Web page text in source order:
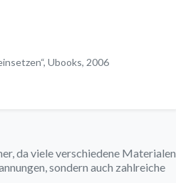
Ubooks, 2006
da viele verschiedene Materialen
sondern auch zahlreiche